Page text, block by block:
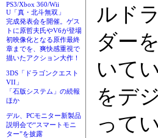
PS3/Xbox 360/Wii
U「真・北斗無双」
完成発表会を開催。ゲス
トに原哲夫氏やV6が登場
初映像化となる原作最終
章までを、爽快感重視で
描いたアクション大作！
3DS「ドラゴンクエスト
VII」
「石版システム」の続報
ほか
デル、PCモニター新製品
説明会で“スマートモニ
ター”を披露
ルド
ダー
いて
をデ
って